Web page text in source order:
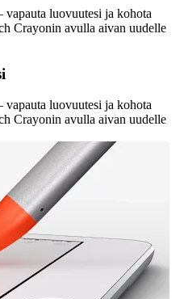
vapauta luovuutesi ja kohota
Crayonin avulla aivan uudelle
vapauta luovuutesi ja kohota
Crayonin avulla aivan uudelle